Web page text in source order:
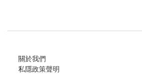
關於我們
私隱政策聲明